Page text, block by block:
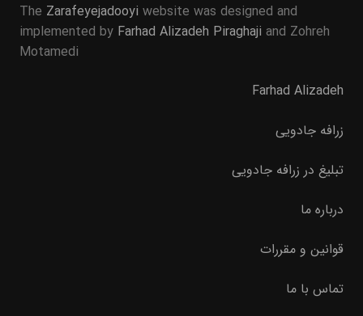
The Zarafeyejadooyi website was designed and
implemented by Farhad Alizadeh Piraghaji and Zohreh
Motamedi
Farhad Alizadeh
زرافه جادویی
تبلیغ در زرافه جادویی
درباره ما
قوانین و مقررات
تماس با ما